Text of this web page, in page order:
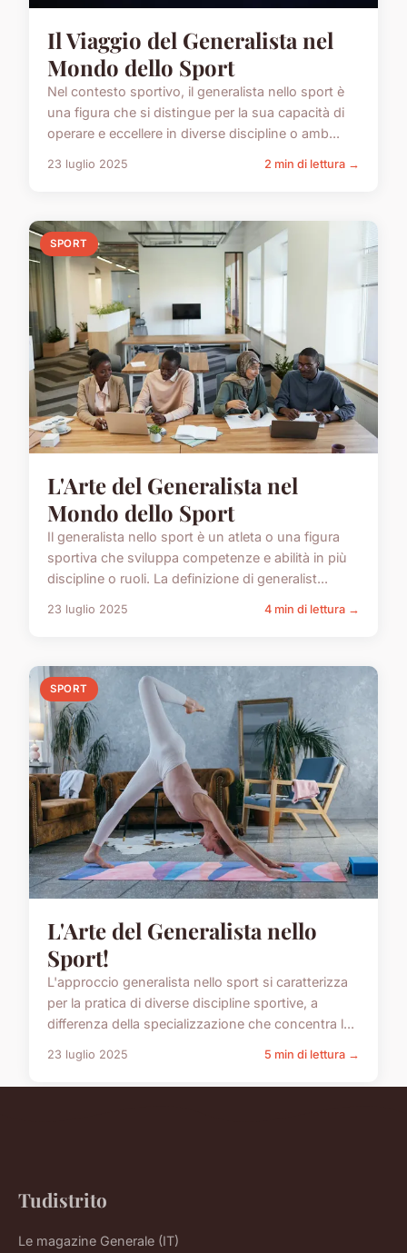
Il Viaggio del Generalista nel
Mondo dello Sport
Nel contesto sportivo, il generalista nello sport è
una figura che si distingue per la sua capacità di
operare e eccellere in diverse discipline o amb...
23 luglio 2025 2 min di lettura →
SPORT
L'Arte del Generalista nel
Mondo dello Sport
Il generalista nello sport è un atleta o una figura
sportiva che sviluppa competenze e abilità in più
discipline o ruoli. La definizione di generalist...
23 luglio 2025 4 min di lettura →
SPORT
L'Arte del Generalista nello
Sport!
L'approccio generalista nello sport si caratterizza
per la pratica di diverse discipline sportive, a
differenza della specializzazione che concentra l...
23 luglio 2025 5 min di lettura →
Tudistrito
Le magazine Generale (IT)